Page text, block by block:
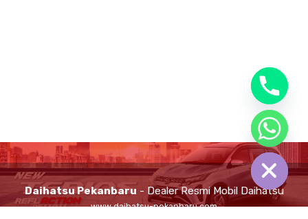
Daihatsu Pekanbaru - Dealer Resmi Mobil Daihatsu
www.daihatsu-pekanbaru.com
Hide
chaty